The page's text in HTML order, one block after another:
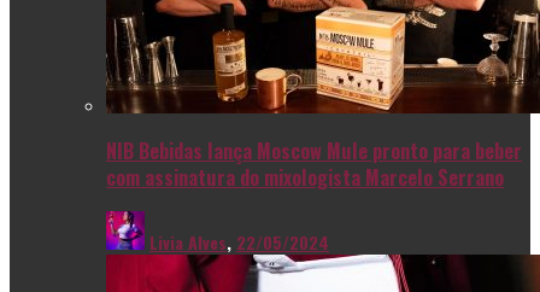
NIB Bebidas lança Moscow Mule pronto para beber
com assinatura do mixologista Marcelo Serrano
Livia Alves, 22/05/2024